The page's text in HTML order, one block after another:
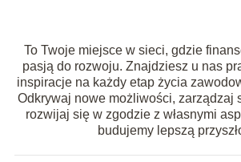
To Twoje miejsce w sieci, gdzie
pasją do rozwoju. Znajdziesz u nas
inspiracje na każdy etap życia
Odkrywaj nowe możliwości, zarządzaj
rozwijaj się w zgodzie z własnymi
budujemy lepszą